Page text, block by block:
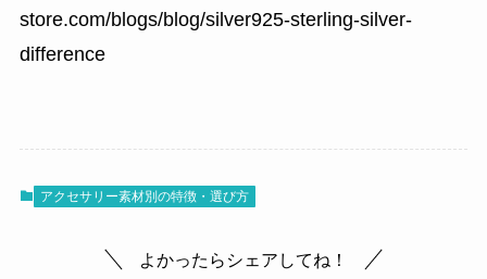
store.com/blogs/blog/silver925-sterling-silver-
difference
アクセサリー素材別の特徴・選び方
よかったらシェアしてね！